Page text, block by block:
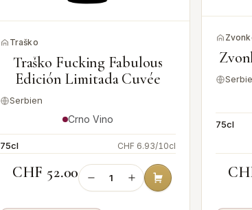
Traško
Traško Fucking Fabulous
Edición Limitada Cuvée
Serbien
Crno Vino
75cl CHF 6.93/10cl
CHF 52.00
75cl